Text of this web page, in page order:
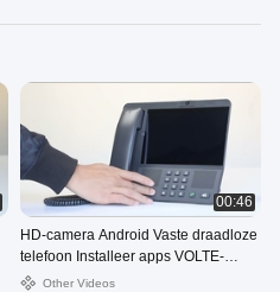
00:46
HD-camera Android Vaste draadloze
telefoon Installeer apps VOLTE-
oproepOther Videos